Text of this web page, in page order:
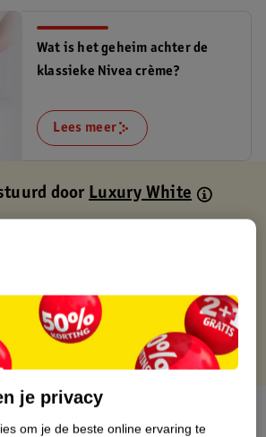
Wat is het geheim achter de
klassieke Nivea crème?
Lees meer
doorLuxury White
je Kruidvat kaart
je privacy
om je de beste online ervaring te